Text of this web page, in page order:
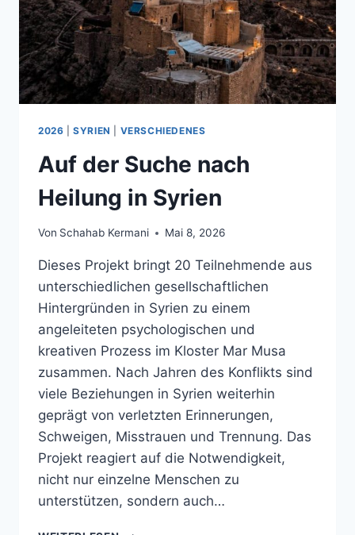
2026 |SYRIEN VERSCHIEDENES
Auf der Suche nach
Heilung in Syrien
Von Schahab Kermani Mai 8, 2026
Dieses Projekt bringt 20 Teilnehmende aus
unterschiedlichen gesellschaftlichen
Hintergründen in Syrien zu einem
angeleiteten psychologischen und
kreativen Prozess im Kloster Mar Musa
zusammen. Nach Jahren des Konflikts sind
viele Beziehungen in Syrien weiterhin
geprägt von verletzten Erinnerungen,
Schweigen, Misstrauen und Trennung. Das
Projekt reagiert auf die Notwendigkeit,
nicht nur einzelne Menschen zu
unterstützen, sondern auch…